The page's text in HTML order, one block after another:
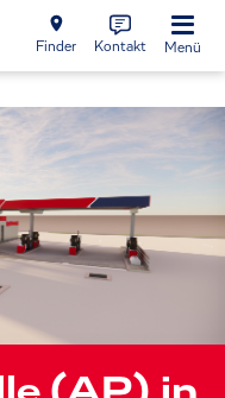
Finder Kontakt Menü